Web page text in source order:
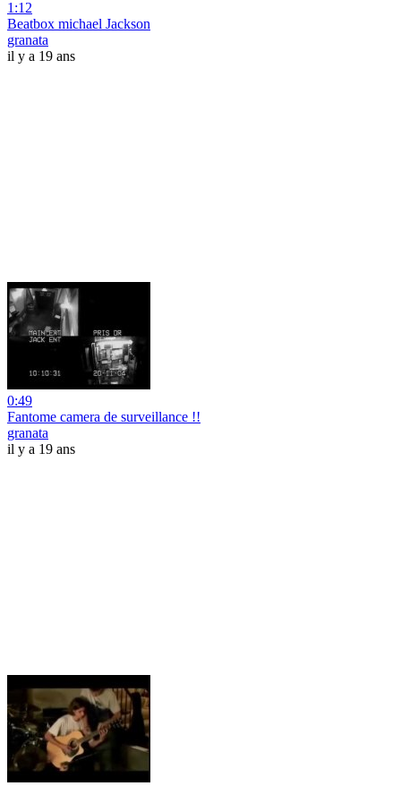
1:12
Beatbox michael Jackson
granata
il y a 19 ans
0:49
Fantome camera de surveillance !!
granata
il y a 19 ans